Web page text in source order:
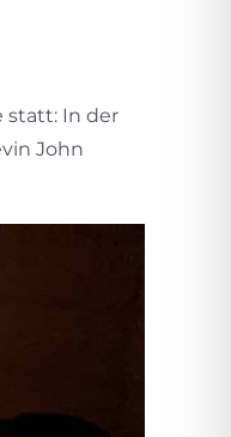
statt: In der
John